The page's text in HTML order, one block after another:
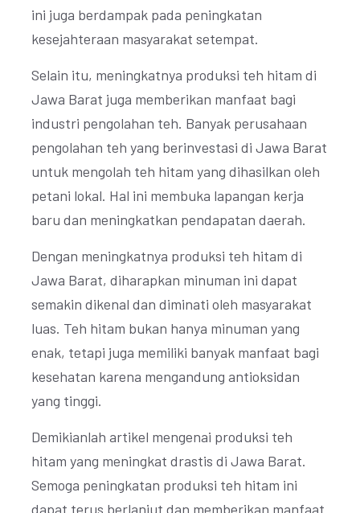
ini juga berdampak pada peningkatan
kesejahteraan masyarakat setempat.
Selain itu, meningkatnya produksi teh hitam di
Jawa Barat juga memberikan manfaat bagi
industri pengolahan teh. Banyak perusahaan
pengolahan teh yang berinvestasi di Jawa Barat
untuk mengolah teh hitam yang dihasilkan oleh
petani lokal. Hal ini membuka lapangan kerja
baru dan meningkatkan pendapatan daerah.
Dengan meningkatnya produksi teh hitam di
Jawa Barat, diharapkan minuman ini dapat
semakin dikenal dan diminati oleh masyarakat
luas. Teh hitam bukan hanya minuman yang
enak, tetapi juga memiliki banyak manfaat bagi
kesehatan karena mengandung antioksidan
yang tinggi.
Demikianlah artikel mengenai produksi teh
hitam yang meningkat drastis di Jawa Barat.
Semoga peningkatan produksi teh hitam ini
dapat terus berlanjut dan memberikan manfaat